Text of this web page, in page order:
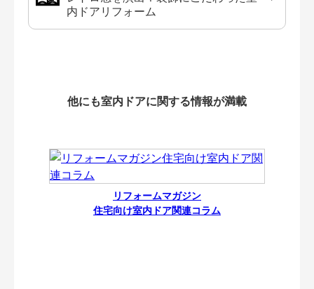
内ドアリフォーム
他にも室内ドアに関する情報が満載
リフォームマガジン
住宅向け室内ドア関連コラム